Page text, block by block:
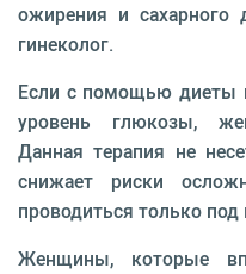
ожирения и сахарного
гинеколог.
Если с помощью диеты
уровень глюкозы,
Данная терапия не
снижает риски
проводиться только
Женщины, которые